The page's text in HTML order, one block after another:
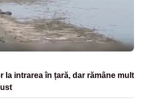
la intrarea în țară, dar rămâne mult